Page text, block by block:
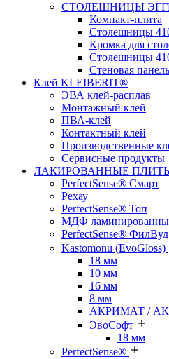
СТОЛЕШНИЦЫ
Компакт-плита
Столешницы
Кромка для
Столешницы
Стеновая
Клей KLEIBERIT®
ЭВА клей-расплав
Монтажный клей
ПВА-клей
Контактный клей
Производственные
Сервисные продукты
ЛАКИРОВАННЫЕ
PerfectSense® Смарт
Рехау
PerfectSense® Топ
МДФ
PerfectSense® ФилВуд
Kastomonu (EvoGloss)
18 мм
10 мм
16 мм
8 мм
АКРИМАТ /
ЭвоСофт
18 мм
PerfectSense®